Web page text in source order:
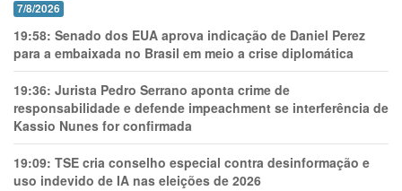
7/8/2026
19:58: Senado dos EUA aprova indicação de Daniel Perez
para a embaixada no Brasil em meio a crise diplomática
19:36: Jurista Pedro Serrano aponta crime de
responsabilidade e defende impeachment se interferência de
Kassio Nunes for confirmada
19:09: TSE cria conselho especial contra desinformação e
uso indevido de IA nas eleições de 2026